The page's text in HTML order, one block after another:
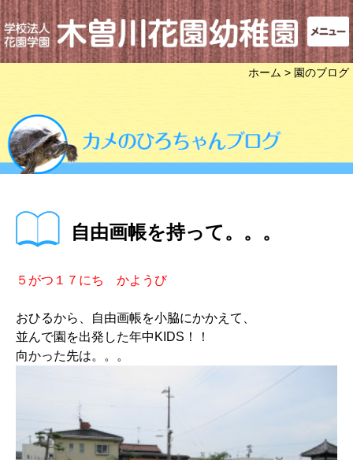
ホーム > 園のブログ
自由画帳を持って。。。
５がつ１７にち かようび
おひるから、自由画帳を小脇にかかえて、
並んで園を出発した年中KIDS！！
向かった先は。。。